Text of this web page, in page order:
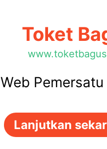
Toket
Web Pemersatu
Lanjutkan